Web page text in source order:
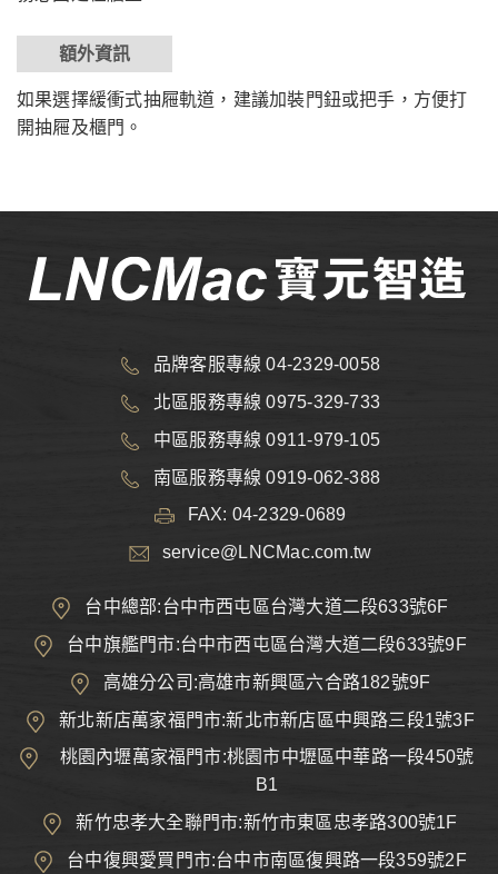
額外資訊
如果選擇緩衝式抽屜軌道，建議加裝門鈕或把手，方便打
開抽屜及櫃門。
品牌客服專線 04-2329-0058
北區服務專線 0975-329-733
中區服務專線 0911-979-105
南區服務專線 0919-062-388
FAX: 04-2329-0689
service@LNCMac.com.tw
台中總部:台中市西屯區台灣大道二段633號6F
台中旗艦門市:台中市西屯區台灣大道二段633號9F
高雄分公司:高雄市新興區六合路182號9F
新北新店萬家福門市:新北市新店區中興路三段1號3F
桃園內壢萬家福門市:桃園市中壢區中華路一段450號
B1
新竹忠孝大全聯門市:新竹市東區忠孝路300號1F
台中復興愛買門市:台中市南區復興路一段359號2F